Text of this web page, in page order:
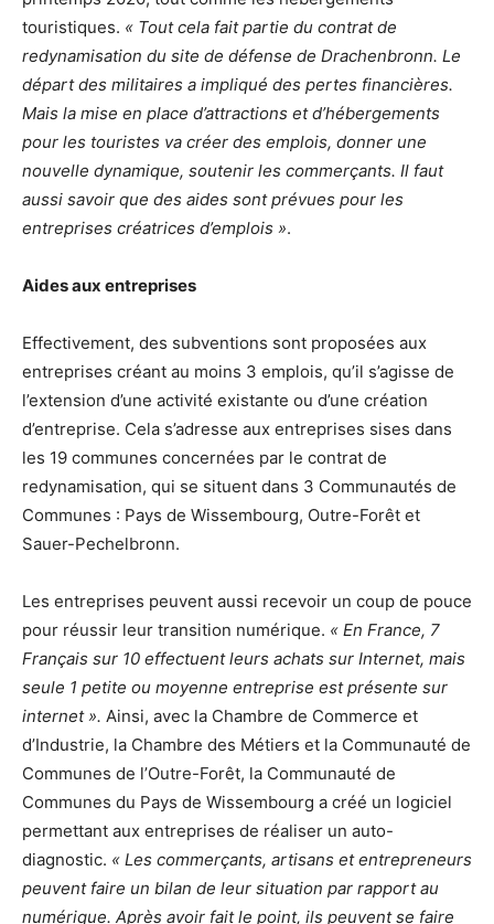
touristiques. « Tout cela fait partie du contrat de
redynamisation du site de défense de Drachenbronn. Le
départ des militaires a impliqué des pertes financières.
Mais la mise en place d’attractions et d’hébergements
pour les touristes va créer des emplois, donner une
nouvelle dynamique, soutenir les commerçants. Il faut
aussi savoir que des aides sont prévues pour les
entreprises créatrices d’emplois ».
Aides aux entreprises
Effectivement, des subventions sont proposées aux
entreprises créant au moins 3 emplois, qu’il s’agisse de
l’extension d’une activité existante ou d’une création
d’entreprise. Cela s’adresse aux entreprises sises dans
les 19 communes concernées par le contrat de
redynamisation, qui se situent dans 3 Communautés de
Communes : Pays de Wissembourg, Outre-Forêt et
Sauer-Pechelbronn.
Les entreprises peuvent aussi recevoir un coup de pouce
pour réussir leur transition numérique. « En France, 7
Français sur 10 effectuent leurs achats sur Internet, mais
seule 1 petite ou moyenne entreprise est présente sur
internet ». Ainsi, avec la Chambre de Commerce et
d’Industrie, la Chambre des Métiers et la Communauté de
Communes de l’Outre-Forêt, la Communauté de
Communes du Pays de Wissembourg a créé un logiciel
permettant aux entreprises de réaliser un auto-
diagnostic. « Les commerçants, artisans et entrepreneurs
peuvent faire un bilan de leur situation par rapport au
numérique. Après avoir fait le point, ils peuvent se faire